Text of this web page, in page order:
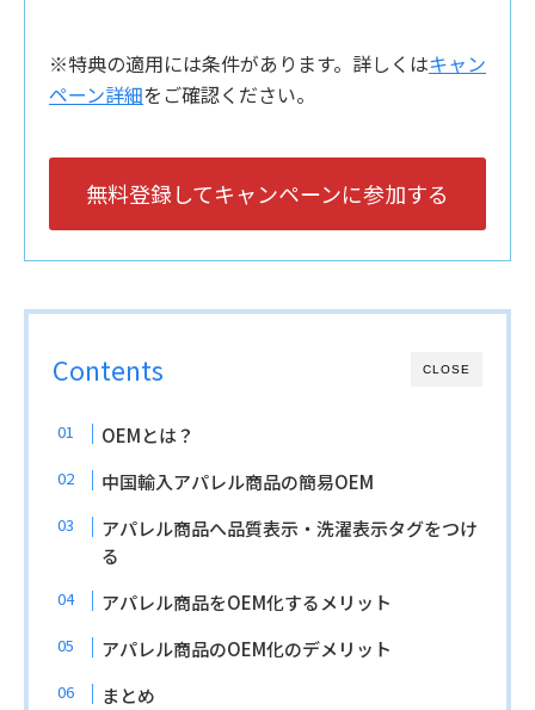
※特典の適用には条件があります。詳しくはキャン
ペーン詳細をご確認ください。
無料登録してキャンペーンに参加する
CLOSE
Contents
OEMとは？
中国輸入アパレル商品の簡易OEM
アパレル商品へ品質表示・洗濯表示タグをつけ
る
アパレル商品をOEM化するメリット
アパレル商品のOEM化のデメリット
まとめ